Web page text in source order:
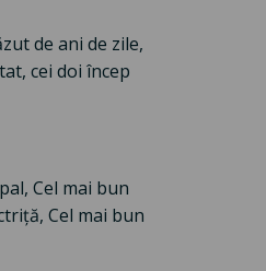
de ani de zile,
cei doi încep
Cel mai bun
Cel mai bun